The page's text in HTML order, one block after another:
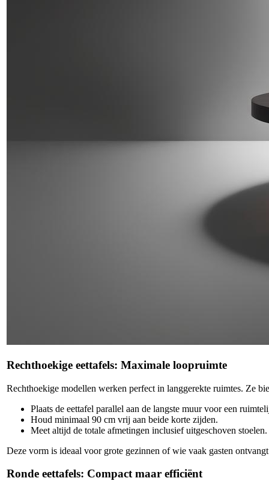
Rechthoekige eettafels: Maximale loopruimte
Rechthoekige modellen werken perfect in langgerekte ruimtes. Ze
Plaats de eettafel parallel aan de langste muur voor een
Houd minimaal 90 cm vrij aan beide korte zijden.
Meet altijd de totale afmetingen inclusief uitgeschoven stoelen.
Deze vorm is ideaal voor grote gezinnen of wie vaak gasten
Ronde eettafels: Compact maar efficiënt